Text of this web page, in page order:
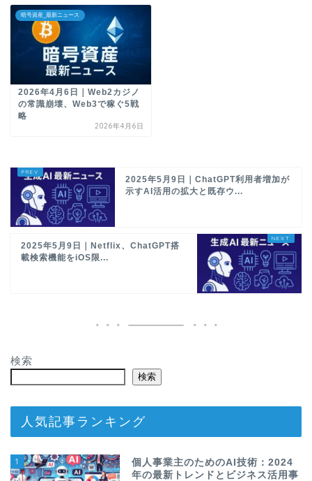
暗号資産_最新ニュース
2026年4月6日｜Web2カジノ
の常識崩壊、Web3で稼ぐ5戦
略
2026年4月6日
2025年5月9日｜ChatGPT利用者増加が
示すAI活用の拡大と既存ウ...
2025年5月9日｜Netflix、ChatGPT搭
載検索機能をiOS限...
検索
検索
人気記事ランキング
1
個人事業主のためのAI技術：2024
年の最新トレンドとビジネス活用事